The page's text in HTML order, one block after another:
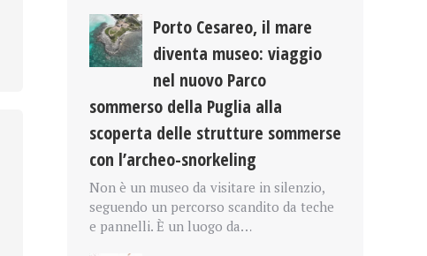
Porto Cesareo, il mare
diventa museo: viaggio
nel nuovo Parco
sommerso della Puglia alla
scoperta delle strutture sommerse
con l’archeo-snorkeling
Non è un museo da visitare in silenzio,
seguendo un percorso scandito da teche
e pannelli. È un luogo da…